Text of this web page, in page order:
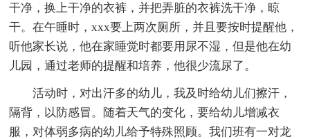
干净，换上干净的衣裤，并把弄脏的衣裤洗干净，晾
干。在午睡时，xxx要上两次厕所，并且要按时提醒他，
听他家长说，他在家睡觉时都要用尿不湿，但是他在幼
儿园，通过老师的提醒和培养，他很少流尿了。
活动时，对出汗多的幼儿，我及时给幼儿们擦汗，
隔背，以防感冒。随着天气的变化，要给幼儿增减衣
服，对体弱多病的幼儿给予特殊照顾。我们班有一对龙